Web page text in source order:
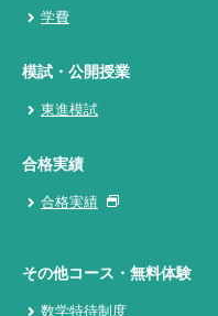
学費
模試・公開授業
東進模試
合格実績
合格実績
その他コース・無料体験
数学特待制度